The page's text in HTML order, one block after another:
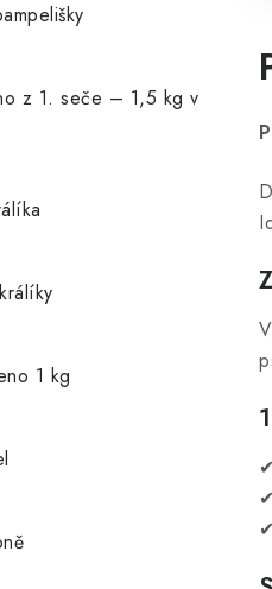
z 1. seče – 1,5 kg v
1 kg